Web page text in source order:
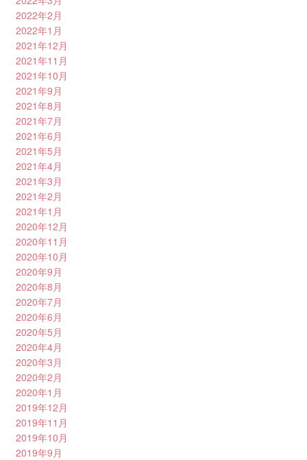
2022年2月
2022年1月
2021年12月
2021年11月
2021年10月
2021年9月
2021年8月
2021年7月
2021年6月
2021年5月
2021年4月
2021年3月
2021年2月
2021年1月
2020年12月
2020年11月
2020年10月
2020年9月
2020年8月
2020年7月
2020年6月
2020年5月
2020年4月
2020年3月
2020年2月
2020年1月
2019年12月
2019年11月
2019年10月
2019年9月